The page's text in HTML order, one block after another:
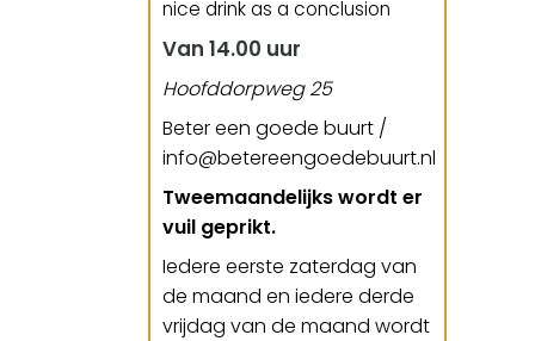
nice drink as a conclusion
Van 14.00 uur
Hoofddorpweg 25
Beter een goede buurt /
info@betereengoedebuurt.nl
Tweemaandelijks wordt er
vuil geprikt.
Iedere eerste zaterdag van
de maand en iedere derde
vrijdag van de maand wordt